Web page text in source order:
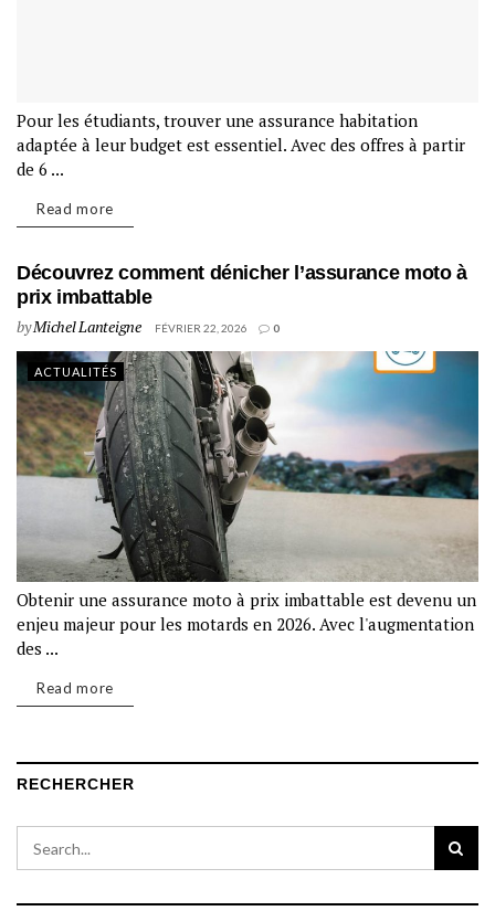
Pour les étudiants, trouver une assurance habitation
adaptée à leur budget est essentiel. Avec des offres à partir
de 6 ...
Read more
Découvrez comment dénicher l’assurance moto à
prix imbattable
byMichel Lanteigne FÉVRIER 22, 2026 0
ACTUALITÉS
Obtenir une assurance moto à prix imbattable est devenu un
enjeu majeur pour les motards en 2026. Avec l'augmentation
des ...
Read more
RECHERCHER